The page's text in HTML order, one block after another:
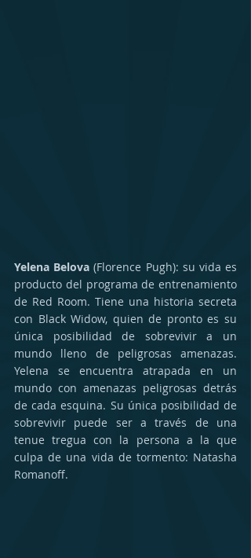
Yelena Belova (Florence Pugh): su vida es
producto del programa de entrenamiento
de Red Room. Tiene una historia secreta
con Black Widow, quien de pronto es su
única posibilidad de sobrevivir a un
mundo lleno de peligrosas amenazas.
Yelena se encuentra atrapada en un
mundo con amenazas peligrosas detrás
de cada esquina. Su única posibilidad de
sobrevivir puede ser a través de una
tenue tregua con la persona a la que
culpa de una vida de tormento: Natasha
Romanoff.